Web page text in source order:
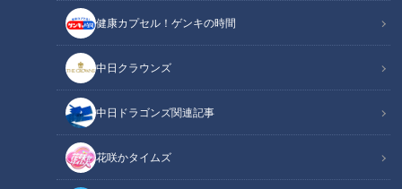
健康カプセル！ゲンキの時間
中日クラウンズ
中日ドラゴンズ関連記事
花咲かタイムズ